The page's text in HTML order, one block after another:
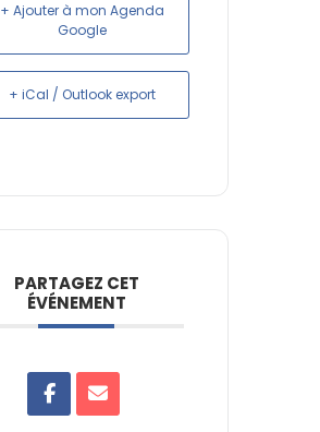
+ Ajouter à mon Agenda
Google
+ iCal / Outlook export
PARTAGEZ CET
ÉVÉNEMENT